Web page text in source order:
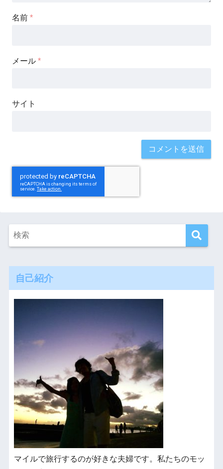
名前 *
メール *
サイト
自己紹介
マイルで旅行するのが好きな夫婦です。私たちのモッ